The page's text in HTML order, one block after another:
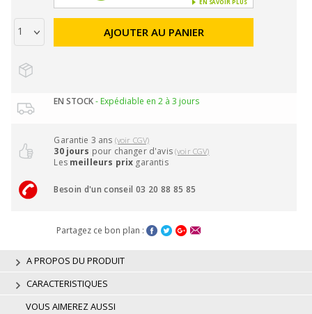
AJOUTER AU PANIER
EN STOCK- Expédiable en 2 à 3 jours
Garantie 3 ans (voir CGV)
30 jours pour changer d'avis(voir CGV)
Les meilleurs prix garantis
Besoin d'un conseil 03 20 88 85 85
Partagez ce bon plan :
A PROPOS DU PRODUIT
CARACTERISTIQUES
VOUS AIMEREZ AUSSI